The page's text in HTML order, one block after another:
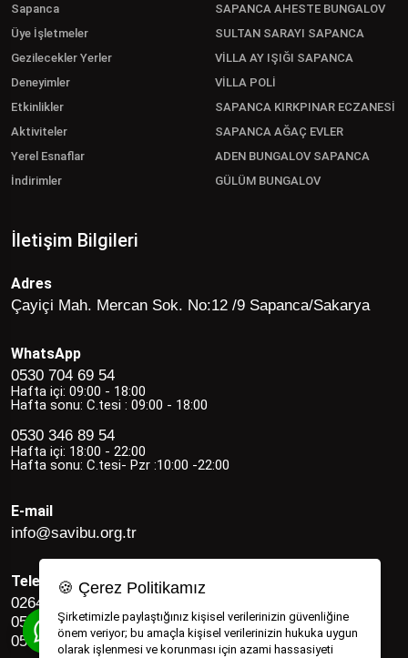
Sapanca
Üye İşletmeler
Gezilecekler Yerler
Deneyimler
Etkinlikler
Aktiviteler
Yerel Esnaflar
İndirimler
SAPANCA AHESTE BUNGALOV
SULTAN SARAYI SAPANCA
VİLLA AY IŞIĞI SAPANCA
VİLLA POLİ
SAPANCA KIRKPINAR ECZANESİ
SAPANCA AĞAÇ EVLER
ADEN BUNGALOV SAPANCA
GÜLÜM BUNGALOV
İletişim Bilgileri
Adres
Çayiçi Mah. Mercan Sok. No:12 /9 Sapanca/Sakarya
WhatsApp
0530 704 69 54
Hafta içi: 09:00 - 18:00
Hafta sonu: C.tesi : 09:00 - 18:00
0530 346 89 54
Hafta içi: 18:00 - 22:00
Hafta sonu: C.tesi- Pzr :10:00 -22:00
E-mail
info@savibu.org.tr
Telefon
0264 582 12 17
0530 346 89 54
0530 704 69 54
🍪 Çerez Politikamız
Şirketimizle paylaştığınız kişisel verilerinizin güvenliğine
önem veriyor; bu amaçla kişisel verilerinizin hukuka uygun
olarak işlenmesi ve korunması için azami hassasiyeti